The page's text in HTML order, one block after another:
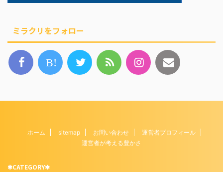
ミラクリをフォロー
B!
ホーム sitemap お問い合わせ
運営者プロフィール
運営者が考える豊かさ
✱CATEGORY✱